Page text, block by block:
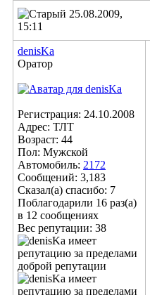
25.08.2009,
15:11
denisKa
Оратор
Регистрация: 24.10.2008
Адрес: ТЛТ
Возраст: 44
Пол: Мужской
Автомобиль: 2172
Сообщений: 3,183
Сказал(а) спасибо: 7
Поблагодарили 16 раз(а)
в 12 сообщениях
Вес репутации: 38